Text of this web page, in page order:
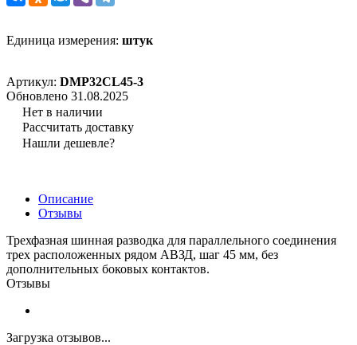
Единица измерения: штук
Артикул: DMP32CL45-3
Обновлено 31.08.2025
Нет в наличии
Рассчитать доставку
Нашли дешевле?
Описание
Отзывы
Трехфазная шинная разводка для параллельного соединения
трех расположенных рядом АВЗД, шаг 45 мм, без
дополнительных боковых контактов.
Отзывы
Загрузка отзывов...